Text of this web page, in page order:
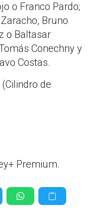
o Franco Pardo;
Bruno
o Baltasar
Conechny y
Costas.
de
Premium.